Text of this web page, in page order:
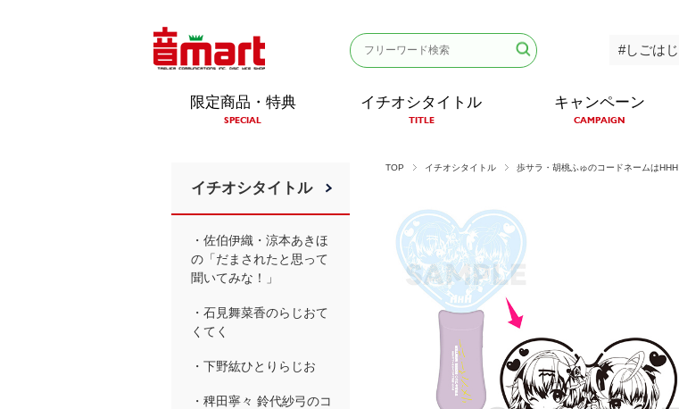
#しごはじ
限定商品・特典
SPECIAL
イチオシタイトル
TITLE
キャンペーン
CAMPAIGN
TOP イチオシタイトル 歩サラ・胡桃ふゅのコードネームはHHH
イチオシタイトル
・佐伯伊織・涼本あきほ
の「だまされたと思って
聞いてみな！」
・石見舞菜香のらじおて
くてく
・下野紘ひとりらじお
・稗田寧々 鈴代紗弓のコ